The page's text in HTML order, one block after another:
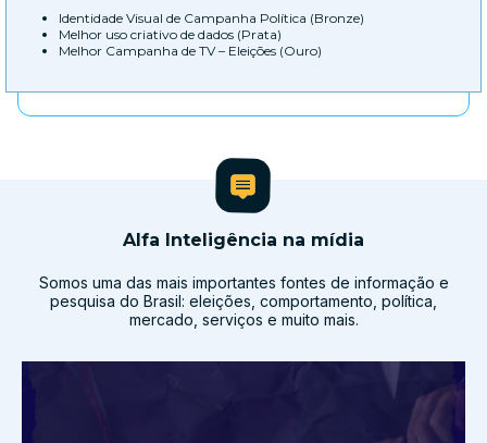
Identidade Visual de Campanha Política (Bronze)
Melhor uso criativo de dados (Prata)
Melhor Campanha de TV – Eleições (Ouro)
Alfa Inteligência na mídia
Somos uma das mais importantes fontes de informação e
pesquisa do Brasil: eleições, comportamento, política,
mercado, serviços e muito mais.